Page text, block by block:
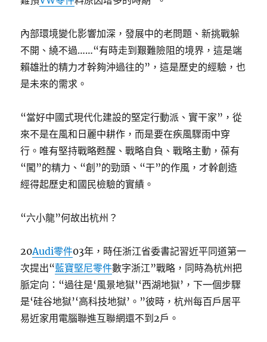
內部環境變化影響加深，發展中的老問題、新挑戰躲
不開、繞不過……“有時走到艱難險阻的境界，這是端
賴雄壯的精力才幹夠沖過往的”，這是歷史的經驗，也
是未來的需求。
“當好中國式現代化建設的堅定行動派、實干家”，從
來不是在風和日麗中耕作，而是要在疾風驟雨中穿
行。唯有堅持戰略甦醒、戰略自負、戰略主動，葆有
“闖”的精力、“創”的勁頭、“干”的作風，才幹創造
經得起歷史和國民檢驗的實績。
“六小龍”何故出杭州？
20Audi零件03年，時任浙江省委書記習近平同道第一
次提出“藍寶堅尼零件數字浙江”戰略，同時為杭州把
脈定向：“過往是‘風景地獄’‘西湖地獄’，下一個步驟
是‘硅谷地獄’‘高科技地獄’。”彼時，杭州每百戶居平
易近家用電腦聯進互聯網還不到2戶。